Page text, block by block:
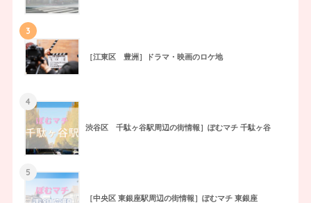
3
［江東区 豊洲］ドラマ・映画のロケ地
4
渋谷区 千駄ヶ谷駅周辺の街情報］ぽむマチ 千駄ヶ谷
5
［中央区 東銀座駅周辺の街情報］ぽむマチ 東銀座